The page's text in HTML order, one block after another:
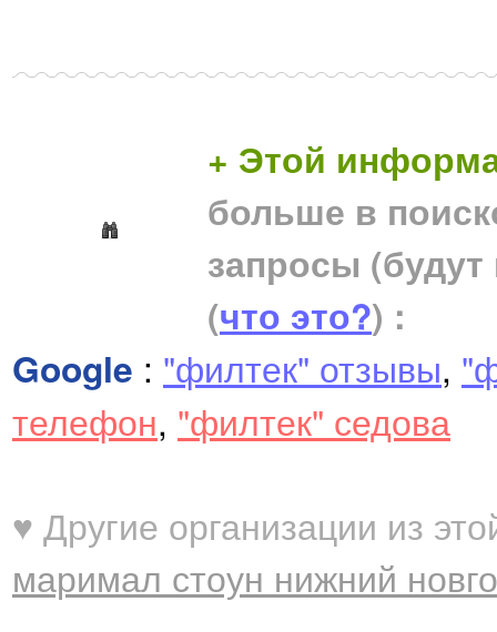
+ Этой
больше в
запросы
(что это?) :
Google : "филтек" отзывы,
телефон, "филтек" седова
♥ Другие организации из
маримал стоун нижний